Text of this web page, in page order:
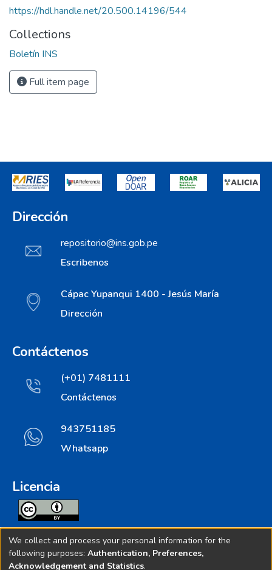
https://hdl.handle.net/20.500.14196/544
Collections
Boletín INS
Full item page
Dirección
repositorio@ins.gob.pe
Escribenos
Cápac Yupanqui 1400 - Jesús María
Dirección
Contáctenos
(+01) 7481111
Contáctenos
943751185
Whatsapp
Licencia
Todos los contenidos de repositorio.ins.gob.pe estan
licenciados bajo
Creative Commoms License
We collect and process your personal information for the
following purposes: Authentication, Preferences,
Acknowledgement and Statistics.